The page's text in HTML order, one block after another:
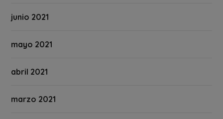
junio 2021
mayo 2021
abril 2021
marzo 2021